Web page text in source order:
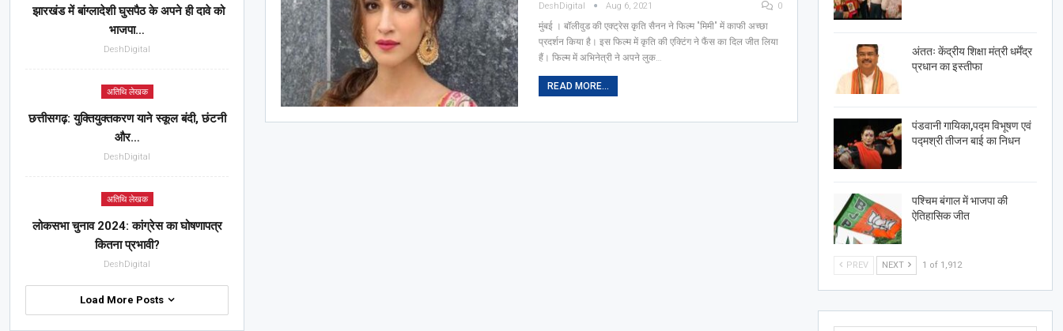
DeshDigital Aug 6, 2021 0
मुंबई । बॉलीवुड की एक्ट्रेस कृति सैनन ने फिल्म "मिमी" में काफी अच्छा
‎प्रदर्शन ‎किया है। इस ‎फिल्म में कृ‎ति की ए‎क्टिंग ने फैंस का ‎दिल जीत ‎लिया
हैं। ‎फिल्म में अ‎भिनेत्री ने अपने लुक…
READ MORE...
अंततः केंद्रीय शिक्षा मंत्री धर्मेंद्र
प्रधान का इस्तीफा
पंडवानी गायिका,पद्म विभूषण एवं
पद्मश्री तीजन बाई का निधन
पश्चिम बंगाल में भाजपा की
ऐतिहासिक जीत
PREV NEXT 1 of 1,912
झारखंड में बांग्लादेशी घुसपैठ के अपने ही दावे को
भाजपा…
DeshDigital
अतिथि लेखक
छत्तीसगढ़: युक्तियुक्तकरण याने स्कूल बंदी, छंटनी
और…
DeshDigital
अतिथि लेखक
लोकसभा चुनाव 2024: कांग्रेस का घोषणापत्र
कितना प्रभावी?
DeshDigital
Load More Posts